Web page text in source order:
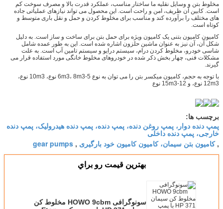
مخلوط بتن و وسایل نقلیه ما ساختار مناسب، عملکرد قدرت بالا و مصرف سوخت کم
است. کابین آن ظریف، امن و راحت است. این محصول می تواند نیازهای عملیاتی جاده
های مختلف را برآورده کند و مناسب برای مخلوط کردن و حمل و نقل باری متوسط ​​و
کوتاه است.
کامیون کامیون بتنی یک کامیون ویژه برای حمل بتن برای ساخت و ساز است. به دلیل
شکل آن، آن نیز به عنوان ماشین حلزون اشاره شده است. این به طور عمده شامل
شاسی خودرو، مخلوط کردن درام، سیستم درایو و سیستم تامین آب است. به علت
مشکلات فنی، چهار بخش ذکر شده در خودروهای مخلوط خانگی مورد استفاده قرار می
گیرند.
با توجه به حجم، کامیون میکسر بتن را می توان به نوع 5-6m3، 8m3 نوع، 10m3 نوع،
12m3 نوع، و 12-15m3 نوع
برچسب ها:
پمپ دنده دوار، پمپ روغن دنده، پمپ دنده، پمپ دنده هیدرولیک، پمپ دنده
خارجی، پمپ دنده داخلی
,کامیون بتن سیمان، کامیون کامیون خود بارگیری ,
gear pumps
بهترين قيمت رو براي
سونوگرافی HOWO 9cbm مخلوط کن